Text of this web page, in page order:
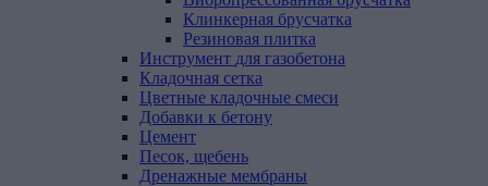
Клинкерная брусчатка
Резиновая плитка
Инструмент для газобетона
Кладочная сетка
Цветные кладочные смеси
Добавки к бетону
Цемент
Песок, щебень
Дренажные мембраны